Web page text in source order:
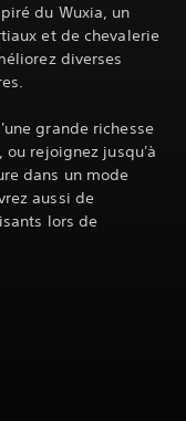
du Wuxia, un
et de chevalerie
diverses
grande richesse
ou rejoignez jusqu'à
dans un mode
aussi de
lors de